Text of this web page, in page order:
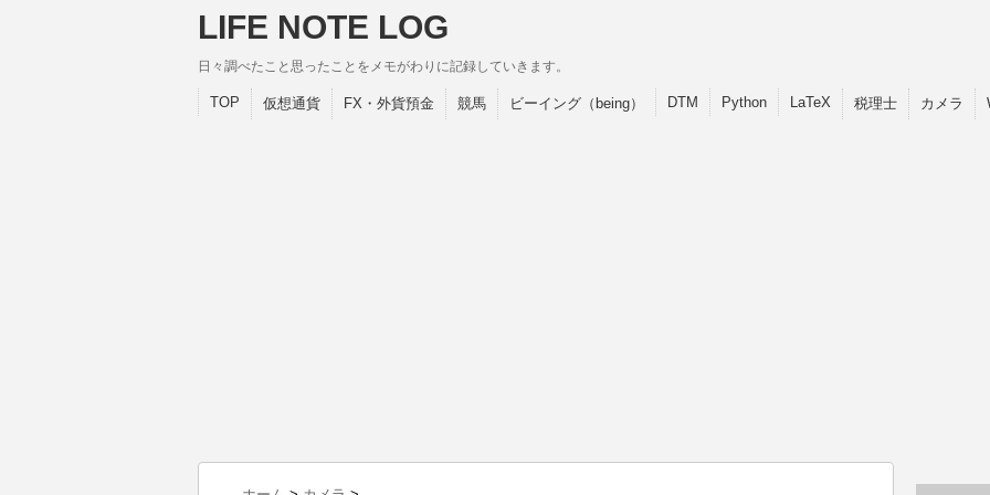
LIFE NOTE LOG
日々調べたこと思ったことをメモがわりに記録していきます。
TOP 仮想通貨 FX・外貨預金 競馬 ビーイング（being） DTM Python LaTeX 税理士 カメラ